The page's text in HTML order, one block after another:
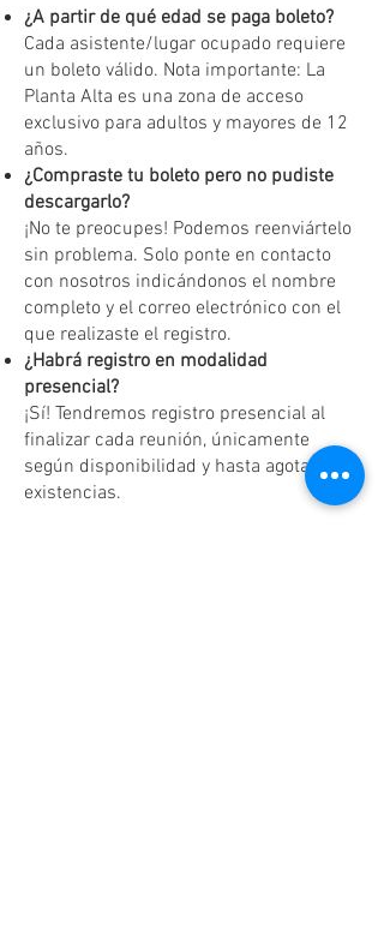
¿A partir de qué edad se paga boleto?
Cada asistente/lugar ocupado requiere
un boleto válido. Nota importante: La
Planta Alta es una zona de acceso
exclusivo para adultos y mayores de 12
años.
¿Compraste tu boleto pero no pudiste
descargarlo?
¡No te preocupes! Podemos reenviártelo
sin problema. Solo ponte en contacto
con nosotros indicándonos el nombre
completo y el correo electrónico con el
que realizaste el registro.
¿Habrá registro en modalidad
presencial?
¡Sí! Tendremos registro presencial al
finalizar cada reunión, únicamente
según disponibilidad y hasta agotar
existencias.